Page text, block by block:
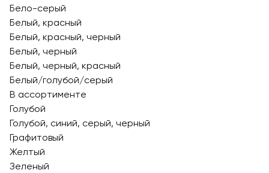
Бело-серый
Белый, красный
Белый, красный, черный
Белый, черный
Белый, черный, красный
Белый/голубой/серый
В ассортименте
Голубой
Голубой, синий, серый, черный
Графитовый
Желтый
Зеленый